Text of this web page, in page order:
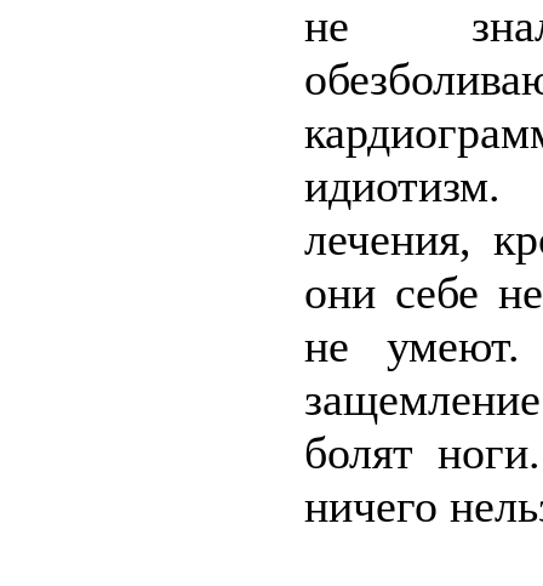
не
лечения,
они себе
не
болят
ничего